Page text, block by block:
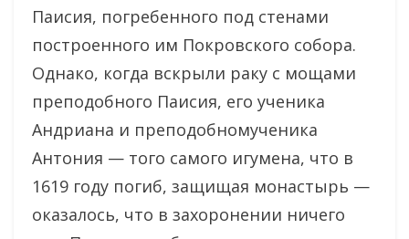
Паисия, погребенного под стенами
построенного им Покровского собора.
Однако, когда вскрыли раку с мощами
преподобного Паисия, его ученика
Андриана и преподобномученика
Антония — того самого игумена, что в
1619 году погиб, защищая монастырь —
оказалось, что в захоронении ничего